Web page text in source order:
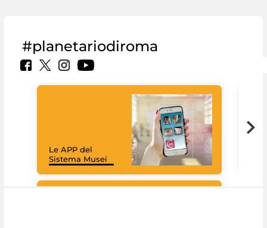
#planetariodiroma
Le APP del
Sistema Musei